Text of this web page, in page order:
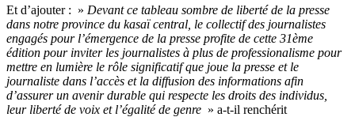
Et d’ajouter : » Devant ce tableau sombre de liberté de la presse
dans notre province du kasaï central, le collectif des journalistes
engagés pour l’émergence de la presse profite de cette 31ème
édition pour inviter les journalistes à plus de professionalisme pour
mettre en lumière le rôle significatif que joue la presse et le
journaliste dans l’accès et la diffusion des informations afin
d’assurer un avenir durable qui respecte les droits des individus,
leur liberté de voix et l’égalité de genre » a-t-il renchérit